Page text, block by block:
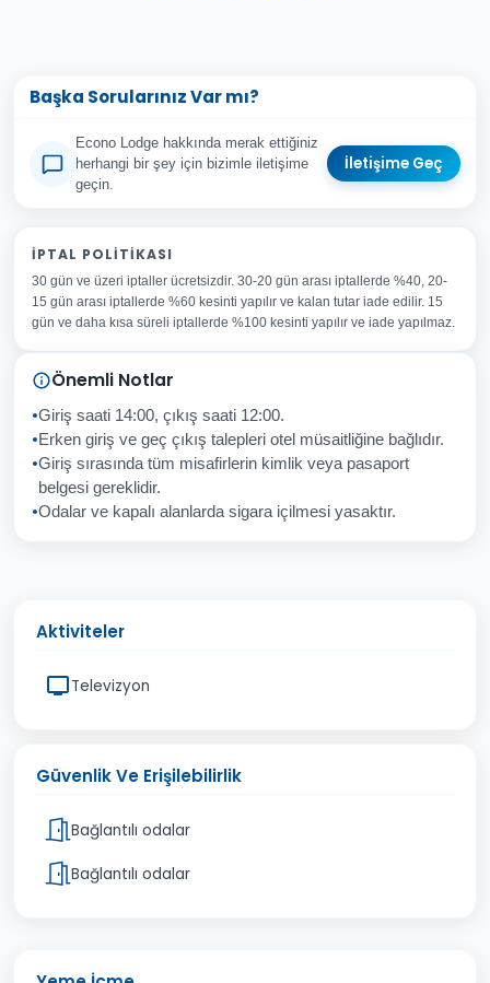
Başka Sorularınız Var mı?
Econo Lodge hakkında merak ettiğiniz
herhangi bir şey için bizimle iletişime
geçin.
İletişime Geç
Adınız Soyadınız
E-posta Adresiniz
Konu
Sorunuz
İptal Gönder
İPTAL POLITIKASI
30 gün ve üzeri iptaller ücretsizdir. 30-20 gün arası iptallerde %40, 20-
15 gün arası iptallerde %60 kesinti yapılır ve kalan tutar iade edilir. 15
gün ve daha kısa süreli iptallerde %100 kesinti yapılır ve iade yapılmaz.
Önemli Notlar
Giriş saati 14:00, çıkış saati 12:00.
Erken giriş ve geç çıkış talepleri otel müsaitliğine bağlıdır.
Giriş sırasında tüm misafirlerin kimlik veya pasaport
belgesi gereklidir.
Odalar ve kapalı alanlarda sigara içilmesi yasaktır.
Aktiviteler
Televizyon
Güvenlik Ve Erişilebilirlik
Bağlantılı odalar
Bağlantılı odalar